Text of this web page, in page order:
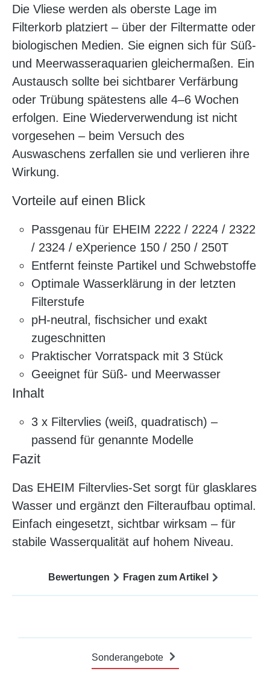
Die Vliese werden als oberste Lage im
Filterkorb platziert – über der Filtermatte oder
biologischen Medien. Sie eignen sich für Süß-
und Meerwasseraquarien gleichermaßen. Ein
Austausch sollte bei sichtbarer Verfärbung
oder Trübung spätestens alle 4–6 Wochen
erfolgen. Eine Wiederverwendung ist nicht
vorgesehen – beim Versuch des
Auswaschens zerfallen sie und verlieren ihre
Wirkung.
Vorteile auf einen Blick
Passgenau für EHEIM 2222 / 2224 / 2322
/ 2324 / eXperience 150 / 250 / 250T
Entfernt feinste Partikel und Schwebstoffe
Optimale Wasserklärung in der letzten
Filterstufe
pH-neutral, fischsicher und exakt
zugeschnitten
Praktischer Vorratspack mit 3 Stück
Geeignet für Süß- und Meerwasser
Inhalt
3 x Filtervlies (weiß, quadratisch) –
passend für genannte Modelle
Fazit
Das EHEIM Filtervlies-Set sorgt für glasklares
Wasser und ergänzt den Filteraufbau optimal.
Einfach eingesetzt, sichtbar wirksam – für
stabile Wasserqualität auf hohem Niveau.
Bewertungen Fragen zum Artikel
Sonderangebote